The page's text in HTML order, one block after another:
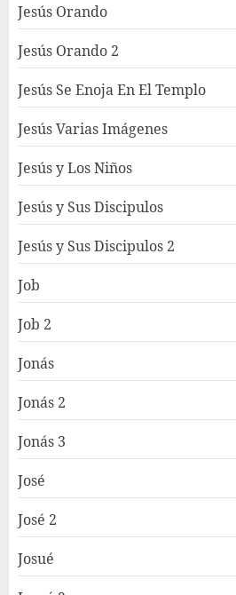
Jesús Orando
Jesús Orando 2
Jesús Se Enoja En El Templo
Jesús Varias Imágenes
Jesús y Los Niños
Jesús y Sus Discipulos
Jesús y Sus Discipulos 2
Job
Job 2
Jonás
Jonás 2
Jonás 3
José
José 2
Josué